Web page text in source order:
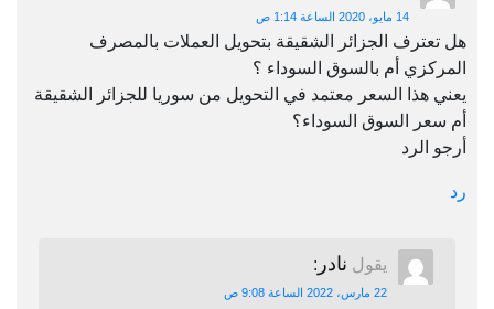
14 مايو، 2020 الساعة 1:14 ص
هل تعترف الجزائر الشقيقة بتحويل العملات بالمصرف
المركزي أم بالسوق السوداء ؟
يعني هذا السعر معتمد في التحويل من سوريا للجزائر الشقيقة
أم سعر السوق السوداء؟
أرجو الرد
رد
يقول نادر :
22 مارس، 2022 الساعة 9:08 ص